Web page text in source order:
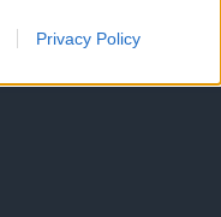
Privacy Policy